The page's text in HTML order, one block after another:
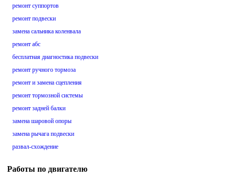
ремонт суппортов
ремонт подвески
замена сальника коленвала
ремонт абс
бесплатная диагностика подвески
ремонт ручного тормоза
ремонт и замена сцепления
ремонт тормозной системы
ремонт задней балки
замена шаровой опоры
замена рычага подвески
развал-схождение
Работы по двигателю